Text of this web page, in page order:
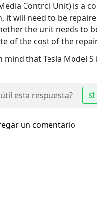
Control Unit) is a
it will need to be
the unit needs to
of the cost of the
mind that Tesla Model
esta respuesta? SÍ
un comentario